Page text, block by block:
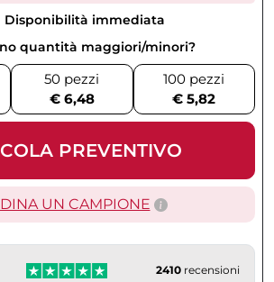
Disponibilità immediata
quantità maggiori/minori?
50 pezzi
€ 6,48
100 pezzi
€ 5,82
PREVENTIVO
UN CAMPIONE
2410 recensioni